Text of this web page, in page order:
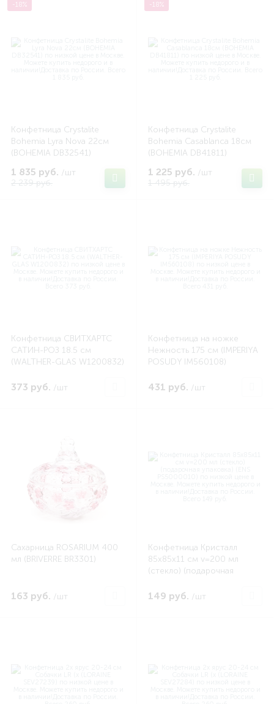
-18%
Конфетница Crystalite
Bohemia Lyra Nova 22см
(BOHEMIA DB32541)
1 835 руб. /шт
2 239 руб.
-18%
Конфетница Crystalite
Bohemia Casablanca 18см
(BOHEMIA DB41811)
1 225 руб. /шт
1 495 руб.
Конфетница СВИТХАРТС
САТИН-РОЗ 18.5 см
(WALTHER-GLAS W1200832)
373 руб. /шт
Конфетница на ножке
Нежность 175 см (IMPERIYA
POSUDY IM560108)
431 руб. /шт
Сахарница ROSARIUM 400
мл (BRIVERRE BR3301)
163 руб. /шт
Конфетница Кристалл
85х85х11 см v=200 мл
(стекло) (подарочная
149 руб. /шт